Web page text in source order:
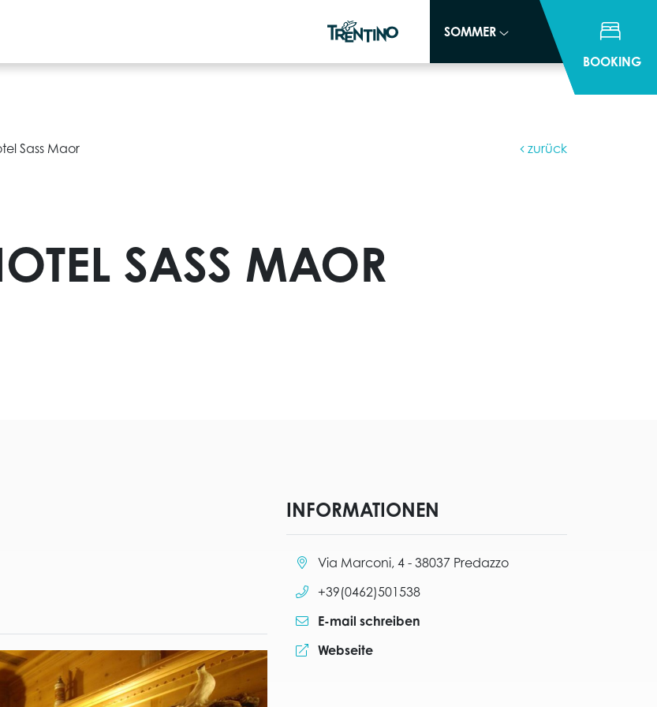
SOMMER
BOOKING
SOMMER
BOOKING
Sass Maor zurück
SASS MAOR
INFORMATIONEN
Ort:
Via Marconi, 4 - 38037 Predazzo
Anrufen:
+39(0462)501538
E-mail schreiben
Website:
Webseite